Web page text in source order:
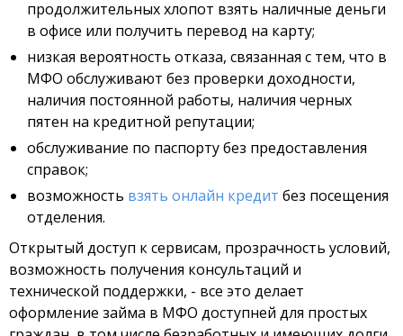
продолжительных хлопот взять наличные деньги
в офисе или получить перевод на карту;
низкая вероятность отказа, связанная с тем, что в
МФО обслуживают без проверки доходности,
наличия постоянной работы, наличия черных
пятен на кредитной репутации;
обслуживание по паспорту без предоставления
справок;
возможность взять онлайн кредит без посещения
отделения.
Открытый доступ к сервисам, прозрачность условий,
возможность получения консультаций и
технической поддержки, - все это делает
оформление займа в МФО доступней для простых